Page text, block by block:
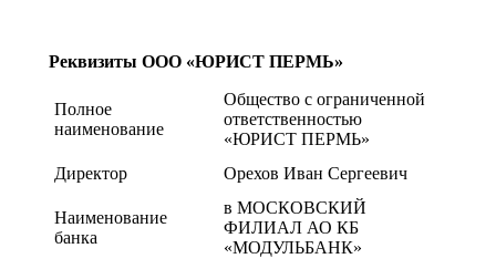
Реквизиты ООО «ЮРИСТ ПЕРМЬ»
Полное
наименование
Общество с ограниченной
ответственностью
«ЮРИСТ ПЕРМЬ»
Директор
Орехов Иван Сергеевич
Наименование
банка
в МОСКОВСКИЙ
ФИЛИАЛ АО КБ
«МОДУЛЬБАНК»